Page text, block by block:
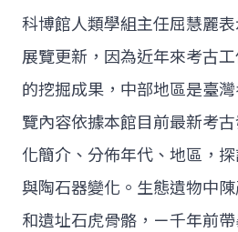
科博館人類學組主任屈慧麗
展覽更新，因為近年來考古
的挖掘成果，中部地區是臺
覽內容依據本館目前最新考
化簡介、分佈年代、地區，
與陶石器變化。生態遺物中
和遺址石虎骨骼，ㄧ千年前